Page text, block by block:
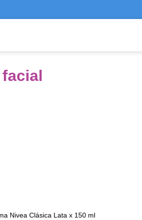
Nivea Clásica Lata x 150 ml